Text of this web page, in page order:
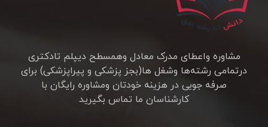
مشاوره واعطای مدرک معادل وهمسطح دیپلم تادکتری
درتمامی رشته‌ها وشغل ها(بجز پزشکی و پیراپزشکی)‍ برای
صرفه جویی در هزینه خودتان ومشاوره رایگان با
کارشناسان ما تماس بگیرید